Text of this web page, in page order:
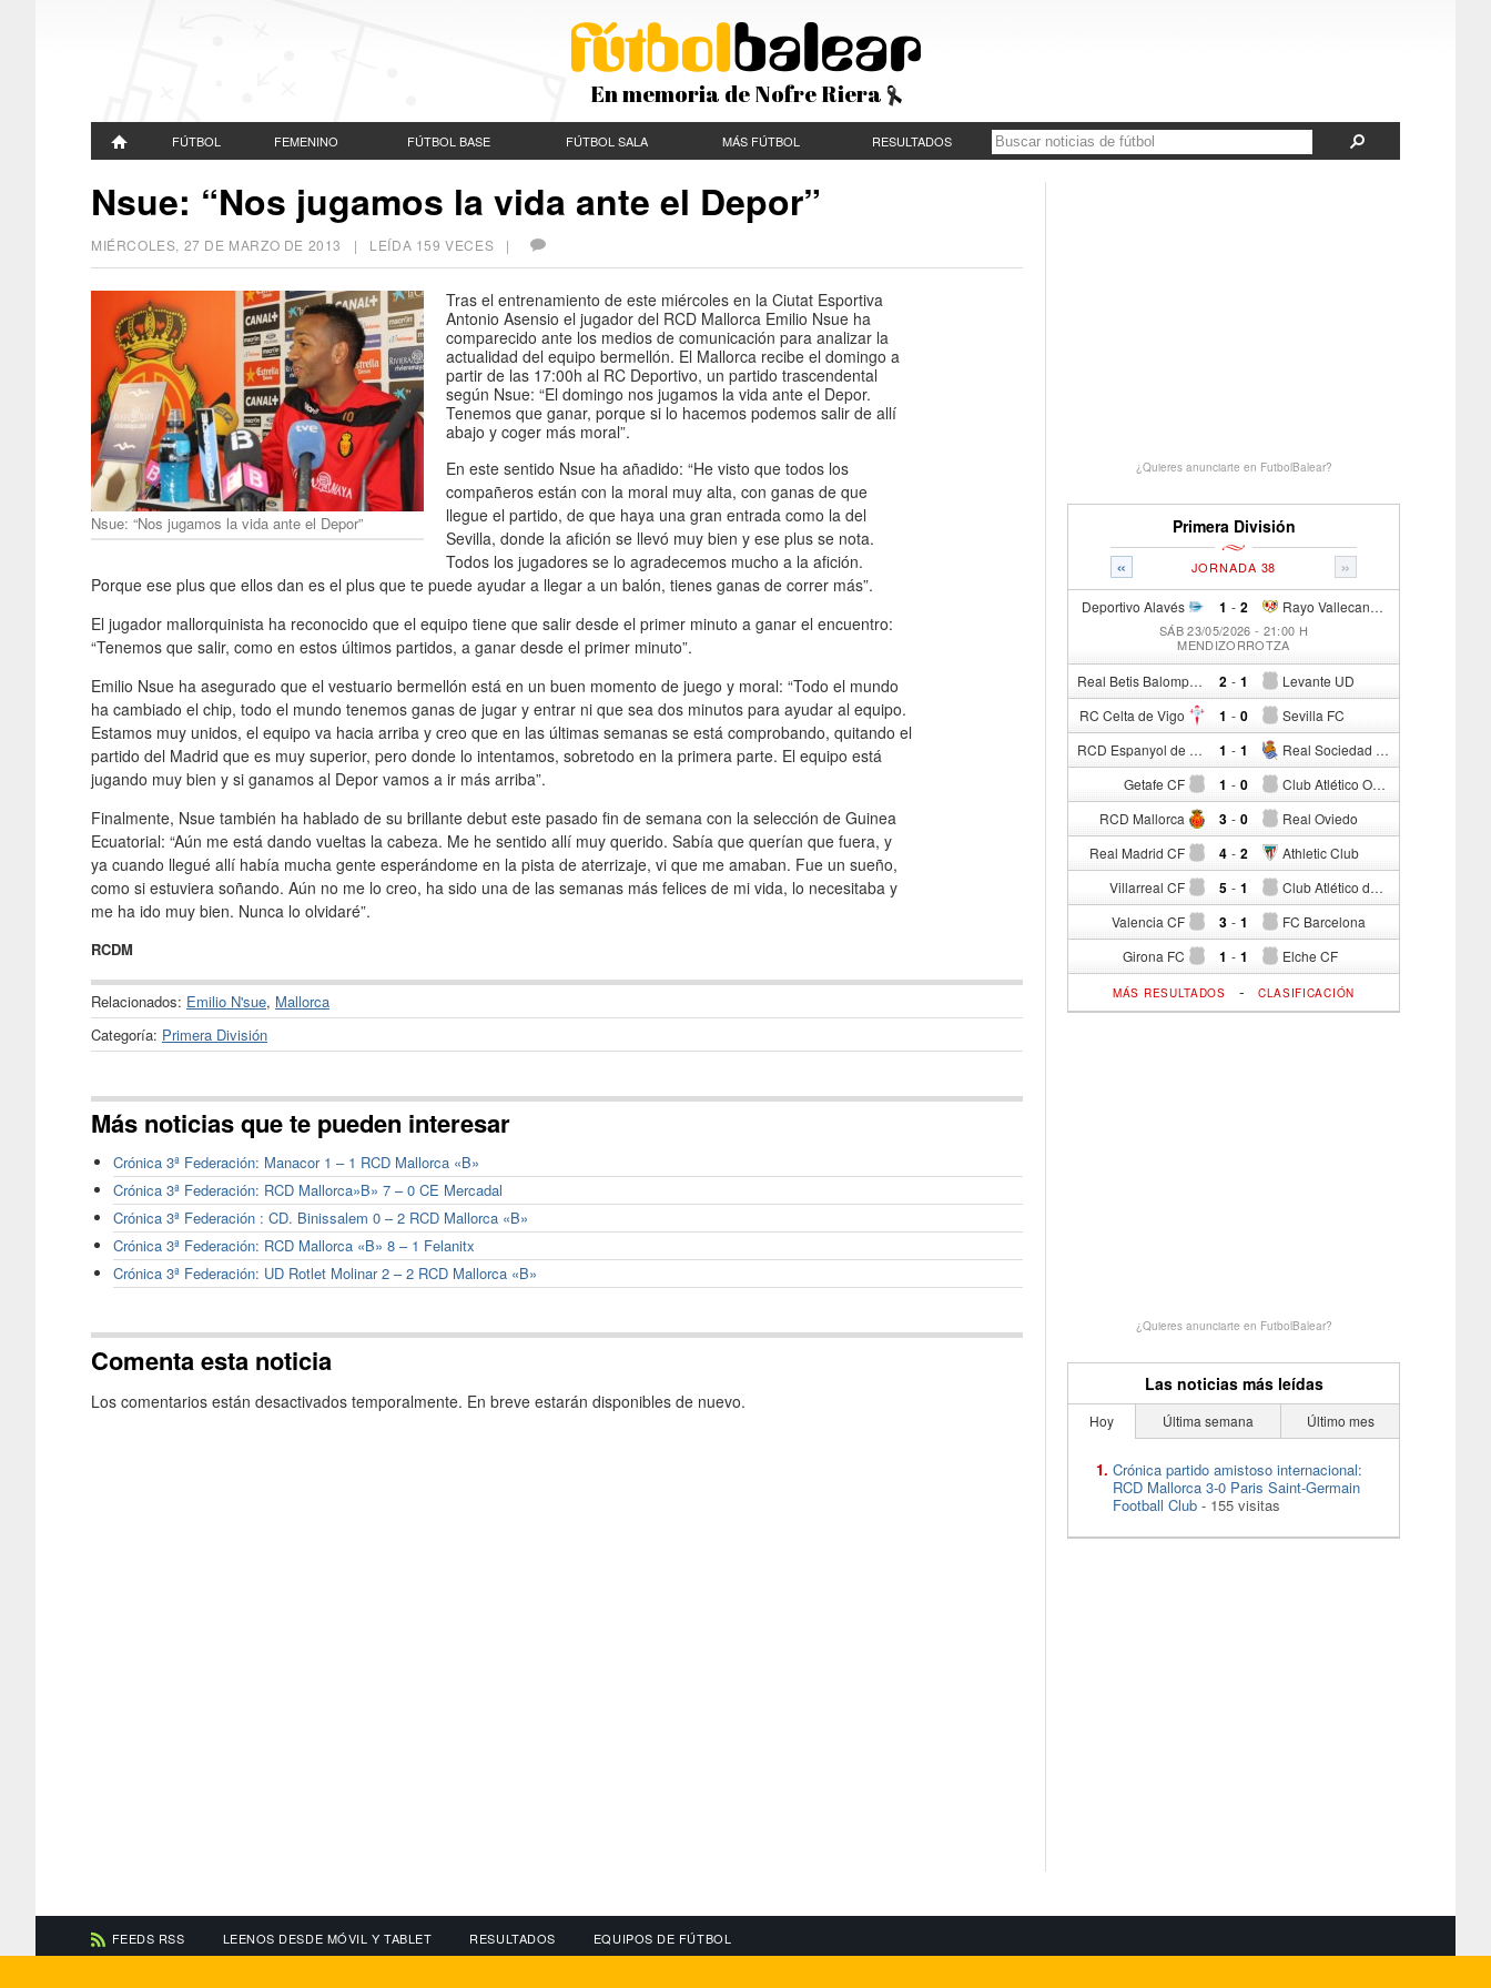
En memoria de Nofre Riera
FÚTBOL FEMENINO FÚTBOL BASE FÚTBOL SALA MÁS FÚTBOL RESULTADOS
Nsue: “Nos jugamos la vida ante el Depor”
MIÉRCOLES, 27 DE MARZO DE 2013 | LEÍDA 159 VECES |
Nsue: “Nos jugamos la vida ante el Depor”
Tras el entrenamiento de este miércoles en la Ciutat Esportiva
Antonio Asensio el jugador del RCD Mallorca Emilio Nsue ha
comparecido ante los medios de comunicación para analizar la
actualidad del equipo bermellón. El Mallorca recibe el domingo a
partir de las 17:00h al RC Deportivo, un partido trascendental
según Nsue: “El domingo nos jugamos la vida ante el Depor.
Tenemos que ganar, porque si lo hacemos podemos salir de allí
abajo y coger más moral”.
En este sentido Nsue ha añadido: “He visto que todos los
compañeros están con la moral muy alta, con ganas de que
llegue el partido, de que haya una gran entrada como la del
Sevilla, donde la afición se llevó muy bien y ese plus se nota.
Todos los jugadores se lo agradecemos mucho a la afición.
Porque ese plus que ellos dan es el plus que te puede ayudar a llegar a un balón, tienes ganas de correr más”.
El jugador mallorquinista ha reconocido que el equipo tiene que salir desde el primer minuto a ganar el encuentro:
“Tenemos que salir, como en estos últimos partidos, a ganar desde el primer minuto”.
Emilio Nsue ha asegurado que el vestuario bermellón está en un buen momento de juego y moral: “Todo el mundo
ha cambiado el chip, todo el mundo tenemos ganas de jugar y entrar ni que sea dos minutos para ayudar al equipo.
Estamos muy unidos, el equipo va hacia arriba y creo que en las últimas semanas se está comprobando, quitando el
partido del Madrid que es muy superior, pero donde lo intentamos, sobretodo en la primera parte. El equipo está
jugando muy bien y si ganamos al Depor vamos a ir más arriba”.
Finalmente, Nsue también ha hablado de su brillante debut este pasado fin de semana con la selección de Guinea
Ecuatorial: “Aún me está dando vueltas la cabeza. Me he sentido allí muy querido. Sabía que querían que fuera, y
ya cuando llegué allí había mucha gente esperándome en la pista de aterrizaje, vi que me amaban. Fue un sueño,
como si estuviera soñando. Aún no me lo creo, ha sido una de las semanas más felices de mi vida, lo necesitaba y
me ha ido muy bien. Nunca lo olvidaré”.
RCDM
Relacionados: Emilio N'sue, Mallorca
Categoría: Primera División
Más noticias que te pueden interesar
Crónica 3ª Federación: Manacor 1 – 1 RCD Mallorca «B»
Crónica 3ª Federación: RCD Mallorca»B» 7 – 0 CE Mercadal
Crónica 3ª Federación : CD. Binissalem 0 – 2 RCD Mallorca «B»
Crónica 3ª Federación: RCD Mallorca «B» 8 – 1 Felanitx
Crónica 3ª Federación: UD Rotlet Molinar 2 – 2 RCD Mallorca «B»
Comenta esta noticia
Los comentarios están desactivados temporalmente. En breve estarán disponibles de nuevo.
¿Quieres anunciarte en FutbolBalear?
Primera División
« »
JORNADA 38
Deportivo Alavés 1 - Rayo Vallecano de Madrid
2
SÁB 23/05/2026 - 21:00 H
MENDIZORROTZA
Real Betis Balompié 2 - Levante UD
1
RC Celta de Vigo 1 - Sevilla FC
0
RCD Espanyol de Barcelona 1 - Real Sociedad de Fútbol
1
Getafe CF 1 - Club Atlético Osasuna
0
RCD Mallorca 3 - Real Oviedo
0
Real Madrid CF 4 - Athletic Club
2
Villarreal CF 5 - Club Atlético de Madrid
1
Valencia CF 3 - FC Barcelona
1
Girona FC 1 - Elche CF
1
MÁS RESULTADOS - CLASIFICACIÓN
¿Quieres anunciarte en FutbolBalear?
Las noticias más leídas
Hoy Última semana Último mes
Crónica partido amistoso internacional:
RCD Mallorca 3-0 Paris Saint-Germain
Football Club - 155 visitas
FEEDS RSS LEENOS DESDE MÓVIL Y TABLET RESULTADOS EQUIPOS DE FÚTBOL